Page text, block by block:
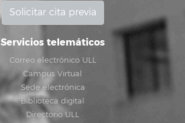
Solicitar cita previa
Servicios telemáticos
Correo electrónico ULL
Campus Virtual
Sede electrónica
Biblioteca digital
Directorio ULL